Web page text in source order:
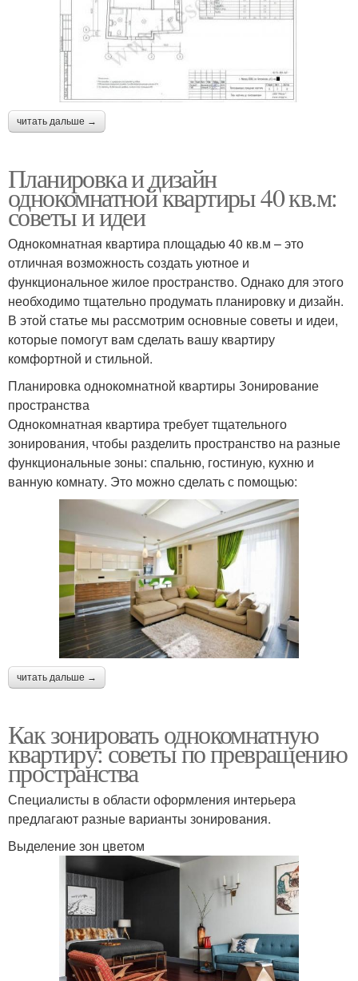
читать дальше →
Планировка и дизайн
однокомнатной квартиры 40 кв.м:
советы и идеи
Однокомнатная квартира площадью 40 кв.м – это
отличная возможность создать уютное и
функциональное жилое пространство. Однако для этого
необходимо тщательно продумать планировку и дизайн.
В этой статье мы рассмотрим основные советы и идеи,
которые помогут вам сделать вашу квартиру
комфортной и стильной.
Планировка однокомнатной квартиры Зонирование
пространства
Однокомнатная квартира требует тщательного
зонирования, чтобы разделить пространство на разные
функциональные зоны: спальню, гостиную, кухню и
ванную комнату. Это можно сделать с помощью:
читать дальше →
Как зонировать однокомнатную
квартиру: советы по превращению
пространства
Специалисты в области оформления интерьера
предлагают разные варианты зонирования.
Выделение зон цветом